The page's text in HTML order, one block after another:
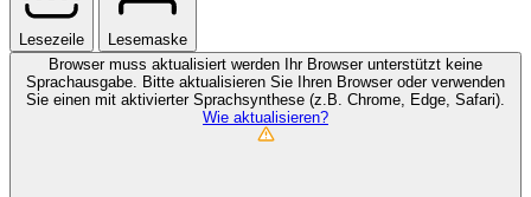
Lesezeile
Lesemaske
Browser muss aktualisiert werden
Ihr Browser unterstützt keine
Sprachausgabe. Bitte aktualisieren Sie Ihren Browser oder verwenden
Sie einen mit aktivierter Sprachsynthese (z.B. Chrome, Edge, Safari).
Wie aktualisieren?